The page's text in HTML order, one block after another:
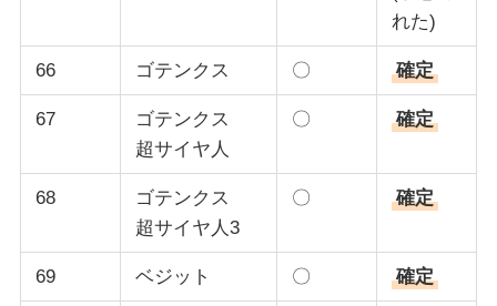
れた)
66 ゴテンクス 〇 確定
67
ゴテンクス
超サイヤ人
〇 確定
68
ゴテンクス
超サイヤ人3
〇 確定
69 ベジット 〇 確定